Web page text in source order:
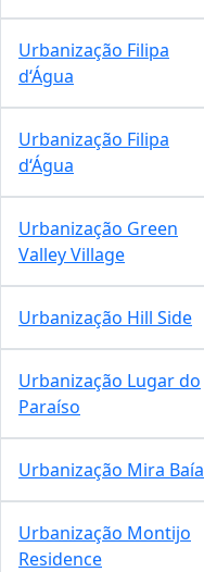
Urbanização Filipa
d‘Água
Urbanização Filipa
d‘Água
Urbanização Green
Valley Village
Urbanização Hill Side
Urbanização Lugar do
Paraíso
Urbanização Mira Baía
Urbanização Montijo
Residence